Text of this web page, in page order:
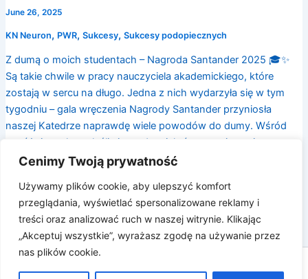
Cenimy Twoją prywatność
Używamy plików cookie, aby ulepszyć komfort
przeglądania, wyświetlać spersonalizowane reklamy i
treści oraz analizować ruch w naszej witrynie. Klikając
„Akceptuj wszystkie”, wyrażasz zgodę na używanie przez
nas plików cookie.
June 26, 2025
KN Neuron, PWR, Sukcesy, Sukcesy podopiecznych
Z dumą o moich studentach – Nagroda Santander 2025 🎓✨
Są takie chwile w pracy nauczyciela akademickiego, które
zostają w sercu na długo. Jedna z nich wydarzyła się w tym
tygodniu – gala wręczenia Nagrody Santander przyniosła
naszej Katedrze naprawdę wiele powodów do dumy. Wśród
wyróżnionych znaleźli się studenci, którzy swoją pasją,
wytrwałością i naukową
1 2 Next
Prawa autorskie © 2026 Katarzyna Białas |